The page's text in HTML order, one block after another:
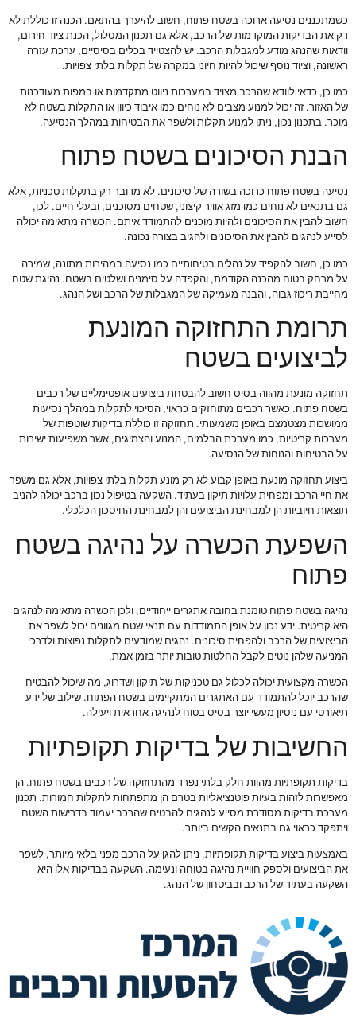
כשמתכננים נסיעה ארוכה בשטח פתוח, חשוב להיערך בהתאם. הכנה זו כוללת לא
רק את הבדיקות המוקדמות של הרכב, אלא גם תכנון המסלול, הכנת ציוד חירום,
וודאות שהנהג מודע למגבלות הרכב. יש להצטייד בכלים בסיסיים, ערכת עזרה
ראשונה, וציוד נוסף שיכול להיות חיוני במקרה של תקלות בלתי צפויות.
כמו כן, כדאי לוודא שהרכב מצויד במערכות ניווט מתקדמות או במפות מעודכנות
של האזור. זה יכול למנוע מצבים לא נוחים כמו איבוד כיוון או התקלות בשטח לא
מוכר. בתכנון נכון, ניתן למנוע תקלות ולשפר את הבטיחות במהלך הנסיעה.
הבנת הסיכונים בשטח פתוח
נסיעה בשטח פתוח כרוכה בשורה של סיכונים. לא מדובר רק בתקלות טכניות, אלא
גם בתנאים לא נוחים כמו מזג אוויר קיצוני, שטחים מסוכנים, ובעלי חיים. לכן,
חשוב להבין את הסיכונים ולהיות מוכנים להתמודד איתם. הכשרה מתאימה יכולה
לסייע לנהגים להבין את הסיכונים ולהגיב בצורה נכונה.
כמו כן, חשוב להקפיד על נהלים בטיחותיים כמו נסיעה במהירות מתונה, שמירה
על מרחק בטוח מהכנה הקודמת, והקפדה על סימנים ושלטים בשטח. נהיגת שטח
מחייבת ריכוז גבוה, והבנה מעמיקה של המגבלות של הרכב ושל הנהג.
תרומת התחזוקה המונעת
לביצועים בשטח
תחזוקה מונעת מהווה בסיס חשוב להבטחת ביצועים אופטימליים של רכבים
בשטח פתוח. כאשר רכבים מתוחזקים כראוי, הסיכוי לתקלות במהלך נסיעות
ממושכות מצטמצם באופן משמעותי. תחזוקה זו כוללת בדיקות שוטפות של
מערכות קריטיות, כמו מערכת הבלמים, המנוע והצמיגים, אשר משפיעות ישירות
על הבטיחות והנוחות של הנסיעה.
ביצוע תחזוקה מונעת באופן קבוע לא רק מונע תקלות בלתי צפויות, אלא גם משפר
את חיי הרכב ומפחית עלויות תיקון בעתיד. השקעה בטיפול נכון ברכב יכולה להניב
תוצאות חיוביות הן למבחינת הביצועים והן למבחינת החיסכון הכלכלי.
השפעת הכשרה על נהיגה בשטח
פתוח
נהיגה בשטח פתוח טומנת בחובה אתגרים ייחודיים, ולכן הכשרה מתאימה לנהגים
היא קריטית. ידע נכון על אופן התמודדות עם תנאי שטח מגוונים יכול לשפר את
הביצועים של הרכב ולהפחית סיכונים. נהגים שמודעים לתקלות נפוצות ולדרכי
המניעה שלהן נוטים לקבל החלטות טובות יותר בזמן אמת.
הכשרה מקצועית יכולה לכלול גם טכניקות של תיקון ושדרוג, מה שיכול להבטיח
שהרכב יוכל להתמודד עם האתגרים המתקיימים בשטח הפתוח. שילוב של ידע
תיאורטי עם ניסיון מעשי יוצר בסיס בטוח לנהיגה אחראית ויעילה.
החשיבות של בדיקות תקופתיות
בדיקות תקופתיות מהוות חלק בלתי נפרד מהתחזוקה של רכבים בשטח פתוח. הן
מאפשרות לזהות בעיות פוטנציאליות בטרם הן מתפתחות לתקלות חמורות. תכנון
מערכת בדיקות מסודרת מסייע לנהגים להבטיח שהרכב יעמוד בדרישות השטח
ויתפקד כראוי גם בתנאים הקשים ביותר.
באמצעות ביצוע בדיקות תקופתיות, ניתן להגן על הרכב מפני בלאי מיותר, לשפר
את הביצועים ולספק חוויית נהיגה בטוחה ונעימה. השקעה בבדיקות אלו היא
השקעה בעתיד של הרכב ובביטחון של הנהג.